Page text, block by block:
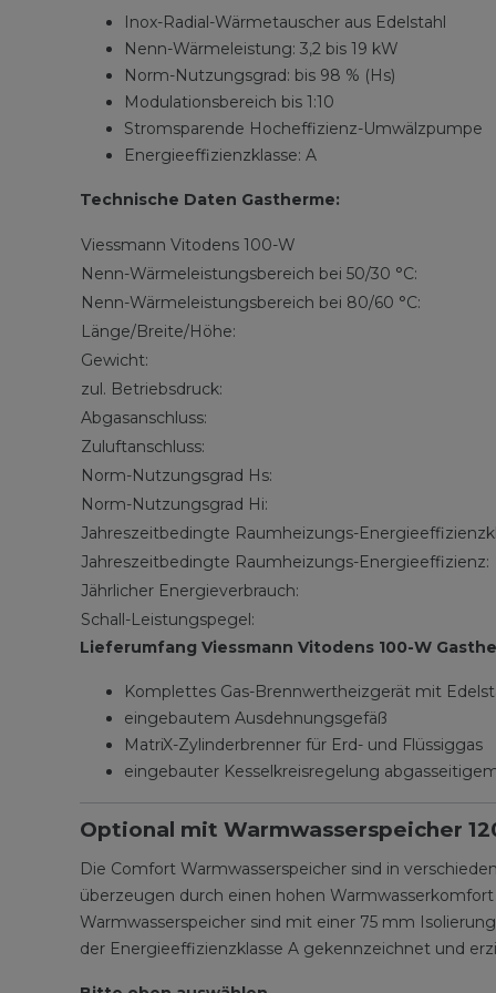
Inox-Radial-Wärmetauscher aus Edelstahl
Nenn-Wärmeleistung: 3,2 bis 19 kW
Norm-Nutzungsgrad: bis 98 % (Hs)
Modulationsbereich bis 1:10
Stromsparende Hocheffizienz-Umwälzpumpe
Energieeffizienzklasse: A
Technische Daten Gastherme:
Viessmann Vitodens 100-W
Nenn-Wärmeleistungsbereich bei 50/30 °C:
Nenn-Wärmeleistungsbereich bei 80/60 °C:
Länge/Breite/Höhe:
Gewicht:
zul. Betriebsdruck:
Abgasanschluss:
Zuluftanschluss:
Norm-Nutzungsgrad Hs:
Norm-Nutzungsgrad Hi:
Jahreszeitbedingte Raumheizungs-
Jahreszeitbedingte Raumheizungs-Energieeffizienz:
Jährlicher Energieverbrauch:
Schall-Leistungspegel:
Lieferumfang Viessmann Vitodens 100-W
Komplettes Gas-Brennwertheizgerät mit
eingebautem Ausdehnungsgefäß
MatriX-Zylinderbrenner für Erd- und Flüssiggas
eingebauter Kesselkreisregelung
Optional mit Warmwasserspeicher
Die Comfort Warmwasserspeicher sind in
überzeugen durch einen hohen
Warmwasserspeicher sind mit einer 75 mm
der Energieeffizienzklasse A gekennzeichnet und